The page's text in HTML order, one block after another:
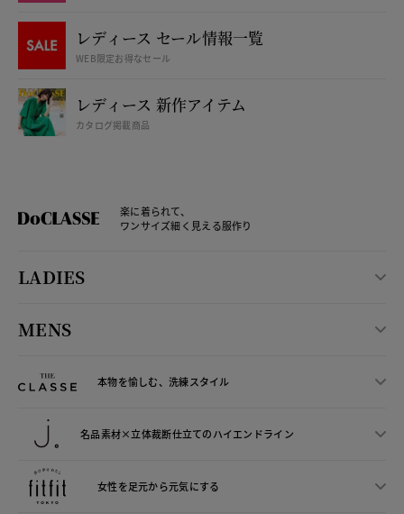
レディース セール情報一覧
WEB限定お得なセール
レディース 新作アイテム
カタログ掲載商品
楽に着られて、
ワンサイズ細く見える服作り
LADIES
MENS
本物を愉しむ、洗練スタイル
名品素材×立体裁断仕立てのハイエンドライン
女性を足元から元気にする